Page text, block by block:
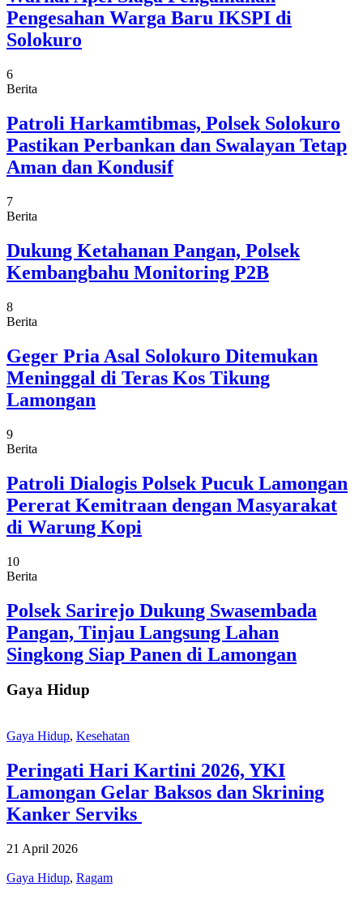
Pengesahan Warga Baru IKSPI di
Solokuro
6
Berita
Patroli Harkamtibmas, Polsek Solokuro
Pastikan Perbankan dan Swalayan Tetap
Aman dan Kondusif
7
Berita
Dukung Ketahanan Pangan, Polsek
Kembangbahu Monitoring P2B
8
Berita
Geger Pria Asal Solokuro Ditemukan
Meninggal di Teras Kos Tikung
Lamongan
9
Berita
Patroli Dialogis Polsek Pucuk Lamongan
Pererat Kemitraan dengan Masyarakat
di Warung Kopi
10
Berita
Polsek Sarirejo Dukung Swasembada
Pangan, Tinjau Langsung Lahan
Singkong Siap Panen di Lamongan
Gaya Hidup
Gaya Hidup, Kesehatan
Peringati Hari Kartini 2026, YKI
Lamongan Gelar Baksos dan Skrining
Kanker Serviks
21 April 2026
Gaya Hidup, Ragam